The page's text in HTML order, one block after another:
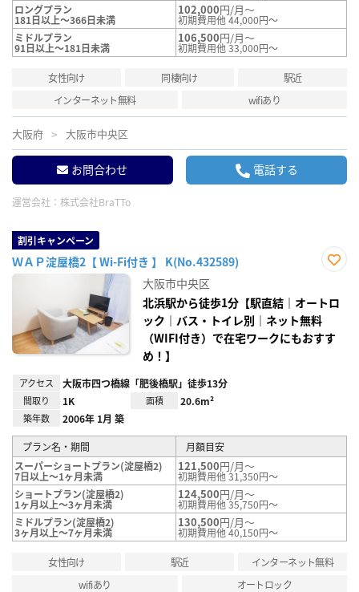
ロングプラン
181日以上～366日未満
102,000円/月～
初期費用他 44,000円～
ミドルプラン
91日以上～181日未満
106,500円/月～
初期費用他 33,000円～
女性向け 同棲向け
駅近
インターネット無料
wifiあり
大阪府 大阪市中央区
お問合わせ 電話する
運営会社： 株式会社BraTTo
割引キャンペーン
ＷＡＰ淀屋橋2【 Wi-Fi付き 】 K(No.432589)
り登
録
大阪市中央区
北浜駅から徒歩1分【駅直結｜オートロ
ック｜バス・トイレ別｜ネット無料
（WIFI付き）で在宅ワークにもおすす
め！】
アクセス 大阪市四つ橋線「肥後橋駅」徒歩13分
間取り 1K 面積 20.6m²
築年数 2006年 1月 築
プラン名・期間
月額目安
スーパーショートプラン(淀屋橋2)
7日以上～1ヶ月未満
121,500円/月～
初期費用他 31,350円～
ショートプラン(淀屋橋2)
1ヶ月以上～3ヶ月未満
124,500円/月～
初期費用他 35,750円～
ミドルプラン(淀屋橋2)
3ヶ月以上～7ヶ月未満
130,500円/月～
初期費用他 40,150円～
女性向け 駅近
インターネット無料
wifiあり
オートロック